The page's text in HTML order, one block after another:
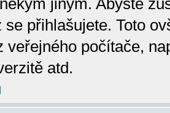
jiným. Abyste
se přihlašujete. Toto
veřejného počítače,
atd.